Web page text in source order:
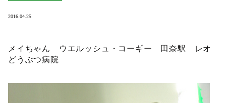
2016.04.25
メイちゃん ウエルッシュ・コーギー 田奈駅 レオ
どうぶつ病院